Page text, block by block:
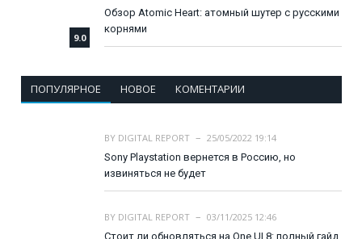
9.0
Обзор Atomic Heart: атомный шутер с русскими
корнями
ПОПУЛЯРНОЕ НОВОЕ КОМЕНТАРИИ
BY DIGITAL REPORT
25/05/2022 19:14
Sony Playstation вернется в Россию, но
извиняться не будет
BY DIGITAL REPORT
03/11/2025 12:46
Стоит ли обновляться на One UI 8: полный гайд